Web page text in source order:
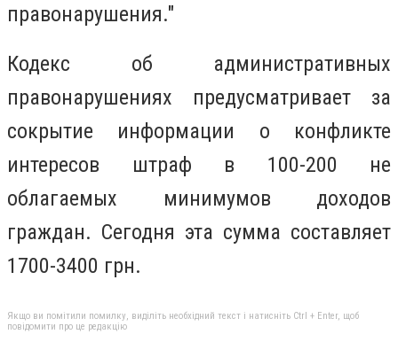
правонарушения."
Кодекс об административных
правонарушениях предусматривает за
сокрытие информации о конфликте
интересов штраф в 100-200 не
облагаемых минимумов доходов
граждан. Сегодня эта сумма составляет
1700-3400 грн.
Якщо ви помітили помилку, виділіть необхідний текст і натисніть Ctrl + Enter, щоб
повідомити про це редакцію